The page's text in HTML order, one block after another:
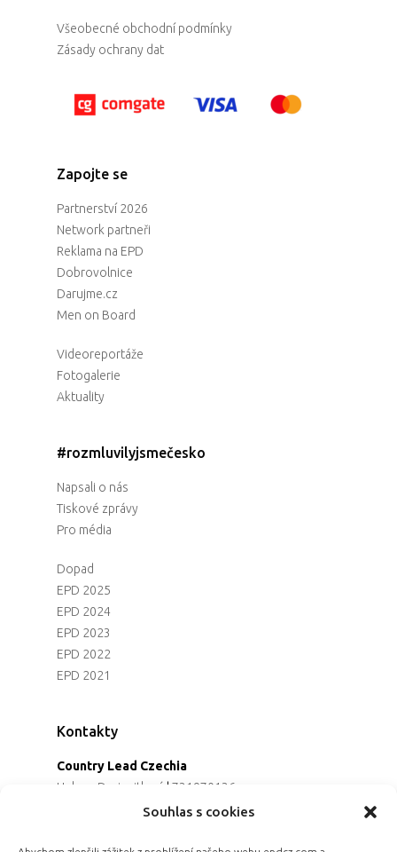
Souhlas s cookies
Všeobecné obchodní podmínky
Zásady ochrany dat
Zapojte se
Partnerství 2026
Network partneři
Reklama na EPD
Dobrovolnice
Darujme.cz
Men on Board
Videoreportáže
Fotogalerie
Aktuality
#rozmluvilyjsmečesko
Napsali o nás
Tiskové zprávy
Pro média
Dopad
EPD 2025
EPD 2024
EPD 2023
EPD 2022
EPD 2021
Kontakty
Country Lead Czechia
Helena Dreiseitlová | 731970136
Koordinátorka projektu